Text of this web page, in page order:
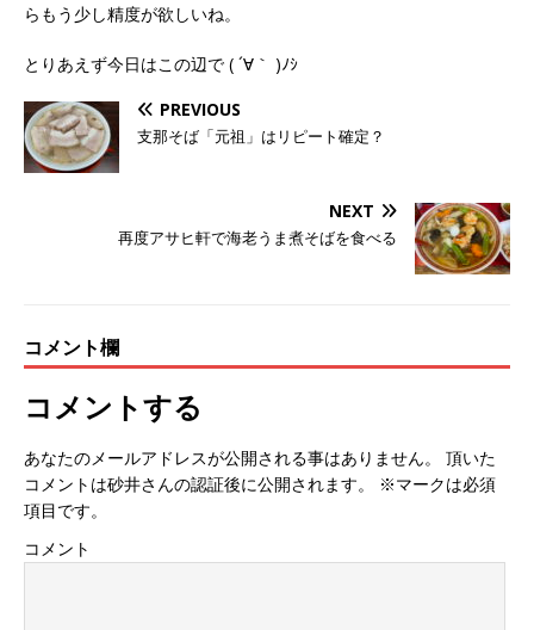
らもう少し精度が欲しいね。
とりあえず今日はこの辺で ( ´∀｀ )ﾉｼ
PREVIOUS
支那そば「元祖」はリピート確定？
NEXT
再度アサヒ軒で海老うま煮そばを食べる
コメント欄
コメントする
あなたのメールアドレスが公開される事はありません。 頂いた
コメントは砂井さんの認証後に公開されます。 ※マークは必須
項目です。
コメント